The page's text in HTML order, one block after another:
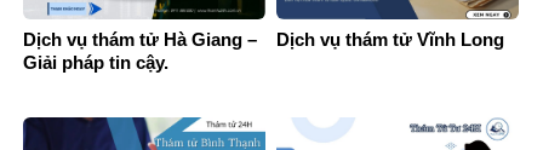
Dịch vụ thám tử Hà Giang –
Giải pháp tin cậy.
Dịch vụ thám tử Vĩnh Long